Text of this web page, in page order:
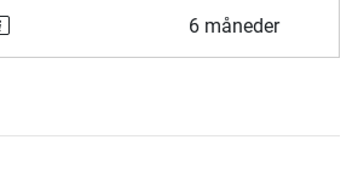
6 måneder